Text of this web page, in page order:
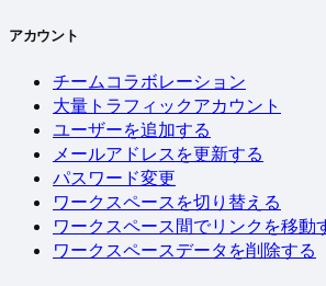
アカウント
チームコラボレーション
大量トラフィックアカウント
ユーザーを追加する
メールアドレスを更新する
パスワード変更
ワークスペースを切り替える
ワークスペース間でリンクを移動
ワークスペースデータを削除する